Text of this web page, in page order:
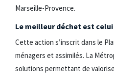
Marseille-Provence.
Le meilleur déchet est
Cette action s’inscrit dans le
ménagers et assimilés. La
solutions permettant de